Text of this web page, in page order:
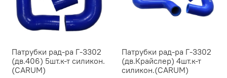
Патрубки рад-ра Г-3302
(дв.406) 5шт.к-т силикон.
(CARUM)
Патрубки рад-ра Г-3302
(дв.Крайслер) 4шт.к-т
силикон.(CARUM)